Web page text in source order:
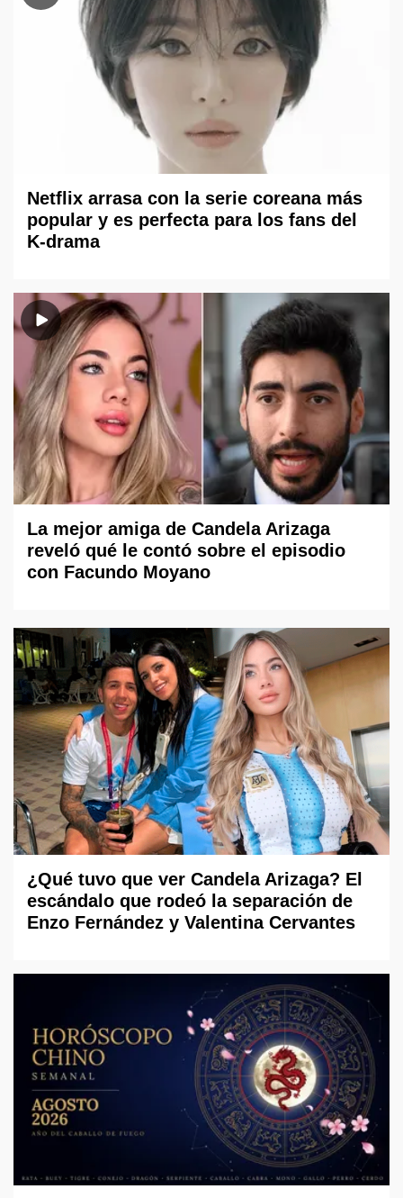
Netflix arrasa con la serie coreana más
popular y es perfecta para los fans del
K-drama
La mejor amiga de Candela Arizaga
reveló qué le contó sobre el episodio
con Facundo Moyano
¿Qué tuvo que ver Candela Arizaga? El
escándalo que rodeó la separación de
Enzo Fernández y Valentina Cervantes